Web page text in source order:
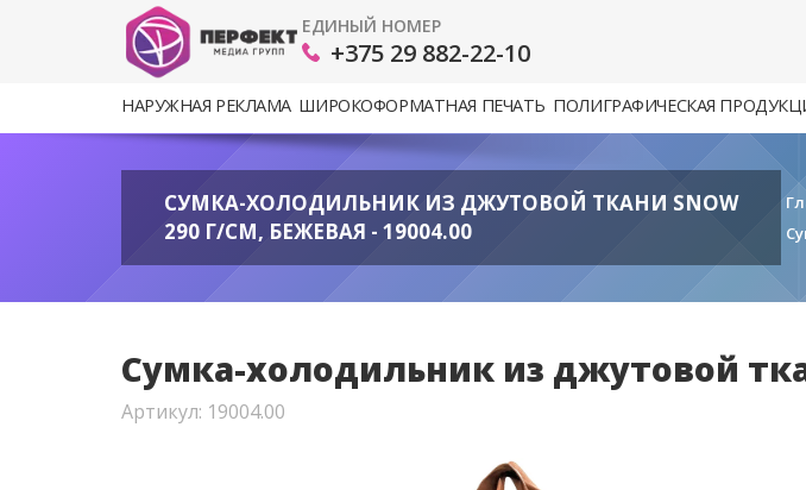
ЕДИНЫЙ НОМЕР
+375 29 882-22-10
НАРУЖНАЯ РЕКЛАМА ШИРОКОФОРМАТНАЯ ПЕЧАТЬ ПОЛИГРАФИЧЕСКАЯ
СУМКА-ХОЛОДИЛЬНИК ИЗ ДЖУТОВОЙ ТКАНИ SNOW
290 Г/СМ, БЕЖЕВАЯ - 19004.00
Сумка-холодильник из джутовой
Артикул: 19004.00